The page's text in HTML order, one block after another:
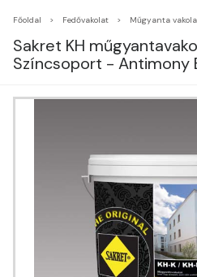
Főoldal Fedővakolat Műgyanta
Sakret KH
Színcsoport - Antimony